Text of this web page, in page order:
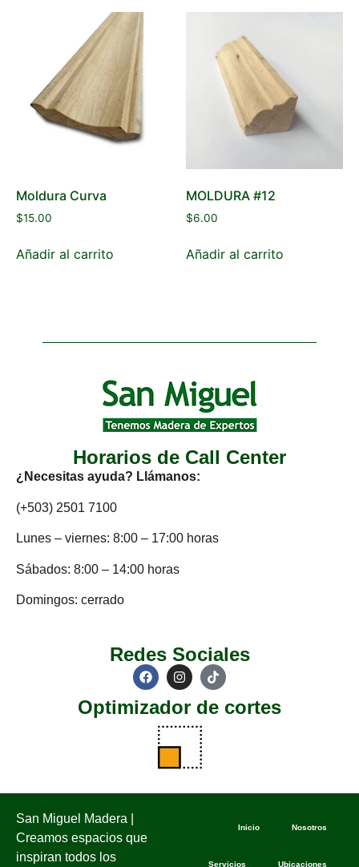
Moldura Curva
$15.00
Añadir al carrito
MOLDURA #12
$6.00
Añadir al carrito
Horarios de Call Center
¿Necesitas ayuda? Llámanos:
(+503) 2501 7100
Lunes – viernes: 8:00 – 17:00 horas
Sábados: 8:00 – 14:00 horas
Domingos: cerrado
Redes Sociales
Optimizador de cortes
San Miguel Madera |
Creamos espacios que
inspiran todos los
Inicio Nosotros
Servicios Ubicaciones